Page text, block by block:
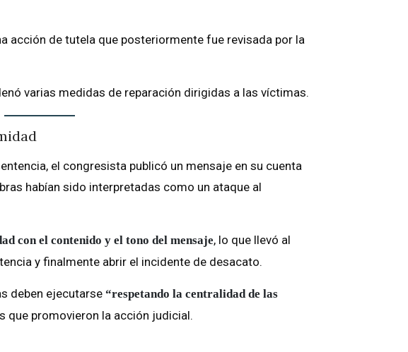
acción de tutela que posteriormente fue revisada por la
varias medidas de reparación dirigidas a las víctimas.
el congresista publicó un mensaje en su cuenta
habían sido interpretadas como un ataque al
con el contenido y el tono del mensaje, lo que llevó al
y finalmente abrir el incidente de desacato.
deben ejecutarse “respetando la centralidad de las
que promovieron la acción judicial.